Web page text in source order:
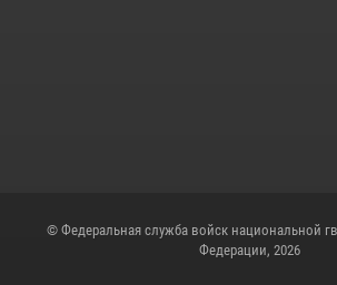
© Федеральная служба войск национальной
Федерации, 2026